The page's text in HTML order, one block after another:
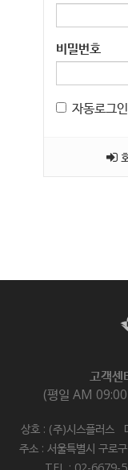
비밀번호
자동로그인
고객센
(평일 AM
상호 : (주)시스플러스
주소 : 서울특별시 구로